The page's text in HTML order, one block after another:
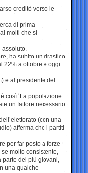
credito verso le
di prima
molti che si
assoluto.
ha subito un drastico
22% a ottobre e oggi
e al presidente del
così. La popolazione
un fattore necessario
(con una
afferma che i partiti
per far posto a forze
molto consistente,
parte dei più giovani,
una qualche